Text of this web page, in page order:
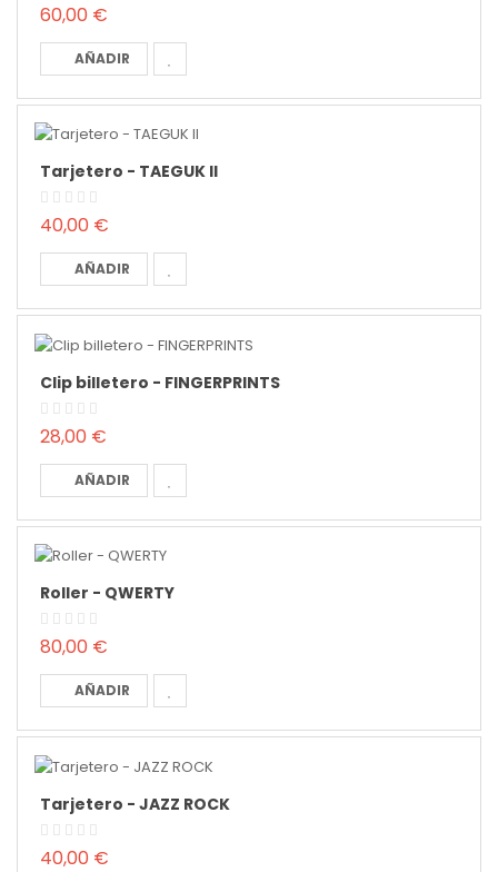
60,00 €
AÑADIR
Tarjetero - TAEGUK II
40,00 €
AÑADIR
Clip billetero - FINGERPRINTS
28,00 €
AÑADIR
Roller - QWERTY
80,00 €
AÑADIR
Tarjetero - JAZZ ROCK
40,00 €